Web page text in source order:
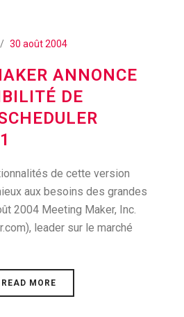
30 août 2004
ANNONCE
DE
de cette version
aux besoins des grandes
2004 Meeting Maker, Inc.
leader sur le marché
READ MORE